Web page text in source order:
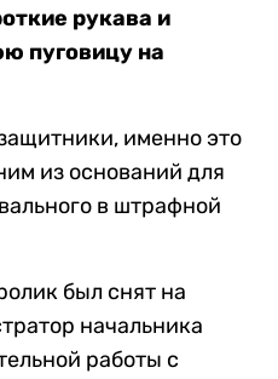
рукава и
пуговицу на
именно это
из оснований для
в штрафной
был снят на
начальника
работы с